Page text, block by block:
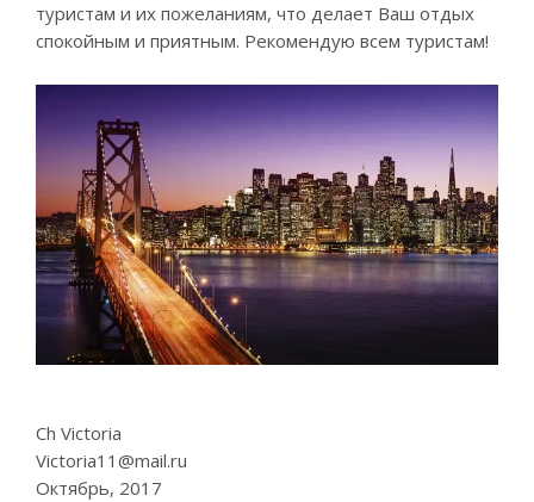
туристам и их пожеланиям, что делает Ваш отдых
спокойным и приятным. Рекомендую всем туристам!
Ch Victoria
Victoria11@mail.ru
Октябрь, 2017